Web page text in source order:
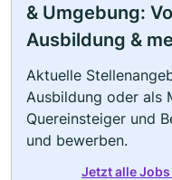
& Umgebung:
Ausbildung &
Aktuelle
Ausbildung oder als
Quereinsteiger und
und bewerben.
Jetzt alle